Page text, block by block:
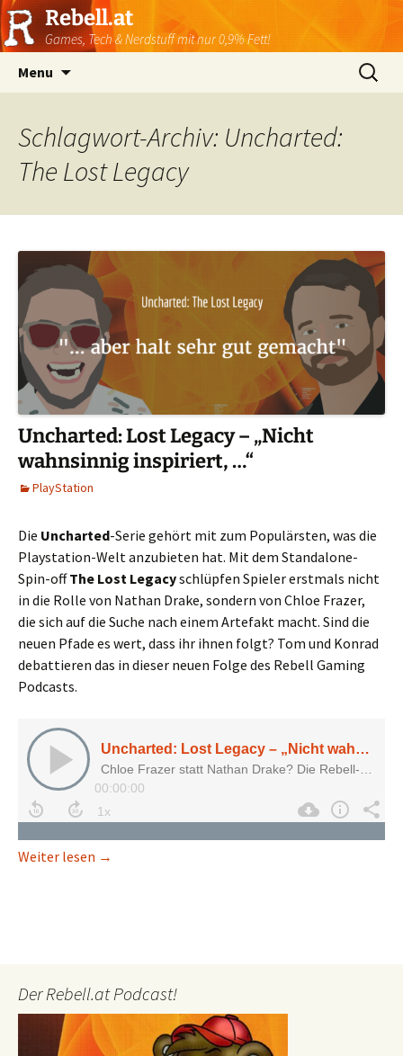
Rebell.at
Games, Tech & Nerdstuff mit nur 0,9% Fett!
Menu
Suchen
nach:
Schlagwort-Archiv: Uncharted:
The Lost Legacy
Uncharted: Lost Legacy – „Nicht
wahnsinnig inspiriert, …“
PlayStation
Die Uncharted-Serie gehört mit zum Populärsten, was die
Playstation-Welt anzubieten hat. Mit dem Standalone-
Spin-offThe Lost Legacyschlüpfen Spieler erstmals nicht
in die Rolle von Nathan Drake, sondern von Chloe Frazer,
die sich auf die Suche nach einem Artefakt macht. Sind die
neuen Pfade es wert, dass ihr ihnen folgt? Tom und Konrad
debattieren das in dieser neuen Folge des Rebell Gaming
Podcasts.
Weiter lesen Uncharted: Lost Legacy – „Nicht wahnsinnig
→
Der Rebell.at Podcast!